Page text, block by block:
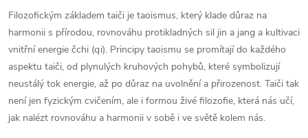
Filozofickým základem taiči je taoismus, který klade důraz na
harmonii s přírodou, rovnováhu protikladných sil jin a jang a kultivaci
vnitřní energie čchi (qi). Principy taoismu se promítají do každého
aspektu taiči, od plynulých kruhových pohybů, které symbolizují
neustálý tok energie, až po důraz na uvolnění a přirozenost. Taiči tak
není jen fyzickým cvičením, ale i formou živé filozofie, která nás učí,
jak nalézt rovnováhu a harmonii v sobě i ve světě kolem nás.